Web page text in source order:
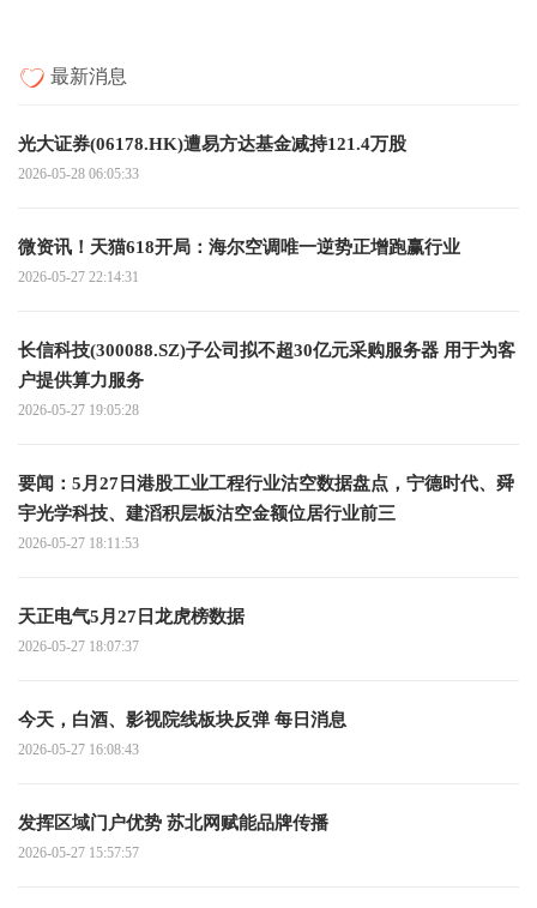
最新消息
光大证券(06178.HK)遭易方达基金减持121.4万股
2026-05-28 06:05:33
微资讯！天猫618开局：海尔空调唯一逆势正增跑赢行业
2026-05-27 22:14:31
长信科技(300088.SZ)子公司拟不超30亿元采购服务器 用于为客
户提供算力服务
2026-05-27 19:05:28
要闻：5月27日港股工业工程行业沽空数据盘点，宁德时代、舜
宇光学科技、建滔积层板沽空金额位居行业前三
2026-05-27 18:11:53
天正电气5月27日龙虎榜数据
2026-05-27 18:07:37
今天，白酒、影视院线板块反弹 每日消息
2026-05-27 16:08:43
发挥区域门户优势 苏北网赋能品牌传播
2026-05-27 15:57:57